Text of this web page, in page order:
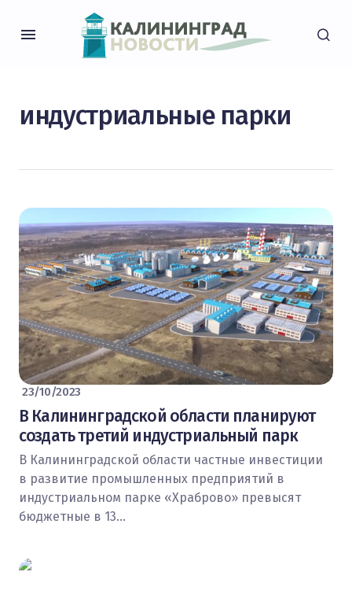
индустриальные парки
23/10/2023
В Калининградской области планируют
создать третий индустриальный парк
В Калининградской области частные инвестиции
в развитие промышленных предприятий в
индустриальном парке «Храброво» превысят
бюджетные в 13…